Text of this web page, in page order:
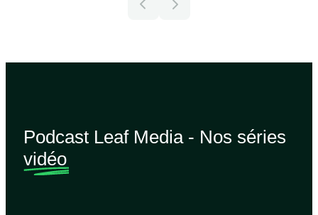
Podcast Leaf Media - Nos séries
vidéo